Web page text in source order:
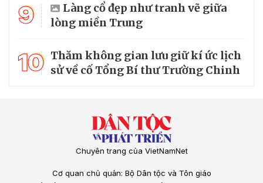
9
Làng cổ đẹp như tranh vẽ giữa
lòng miền Trung
10 Thăm không gian lưu giữ kí ức lịch
sử về cố Tổng Bí thư Trường Chinh
Chuyên trang của VietNamNet
Cơ quan chủ quản: Bộ Dân tộc và Tôn giáo